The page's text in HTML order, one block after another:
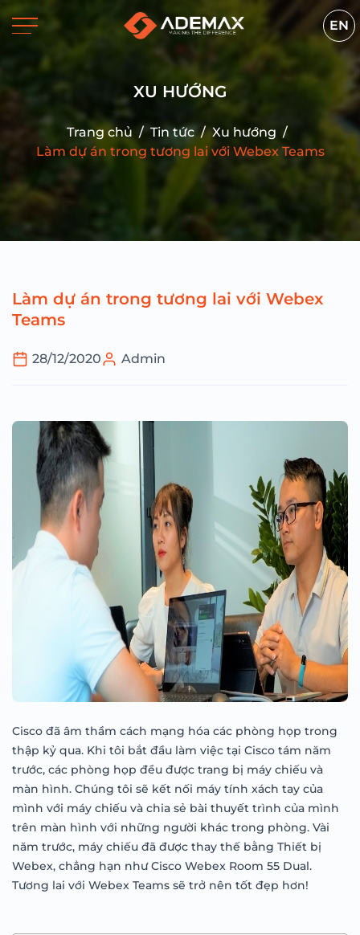
EN
XU HƯỚNG
Trang chủ / Tin tức / Xu hướng /
Làm dự án trong tương lai với Webex Teams
Làm dự án trong tương lai với Webex
Teams
28/12/2020 Admin
Cisco đã âm thầm cách mạng hóa các phòng họp trong
thập kỷ qua. Khi tôi bắt đầu làm việc tại Cisco tám năm
trước, các phòng họp đều được trang bị máy chiếu và
màn hình. Chúng tôi sẽ kết nối máy tính xách tay của
mình với máy chiếu và chia sẻ bài thuyết trình của mình
trên màn hình với những người khác trong phòng. Vài
năm trước, máy chiếu đã được thay thế bằng Thiết bị
Webex, chẳng hạn như Cisco Webex Room 55 Dual.
Tương lai với Webex Teams sẽ trở nên tốt đẹp hơn!